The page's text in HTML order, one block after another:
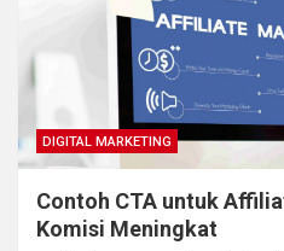
DIGITAL MARKETING
Contoh CTA untuk
Komisi Meningkat